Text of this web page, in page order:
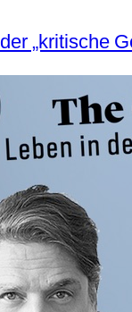
„kritische